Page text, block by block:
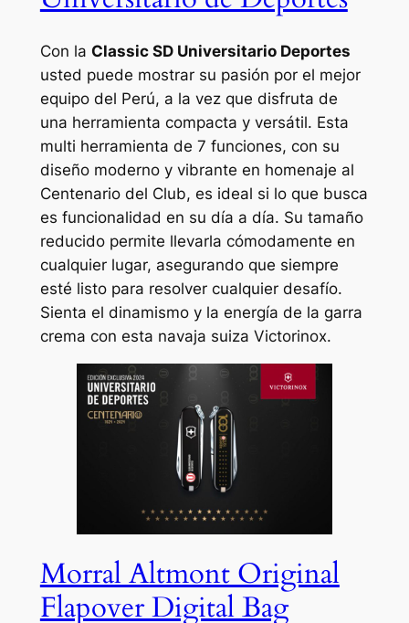
Con la Classic SD Universitario Deportes
usted puede mostrar su pasión por el mejor
equipo del Perú, a la vez que disfruta de
una herramienta compacta y versátil. Esta
multi herramienta de 7 funciones, con su
diseño moderno y vibrante en homenaje al
Centenario del Club, es ideal si lo que busca
es funcionalidad en su día a día. Su tamaño
reducido permite llevarla cómodamente en
cualquier lugar, asegurando que siempre
esté listo para resolver cualquier desafío.
Sienta el dinamismo y la energía de la garra
crema con esta navaja suiza Victorinox.
Morral Altmont Original
Flapover Digital Bag